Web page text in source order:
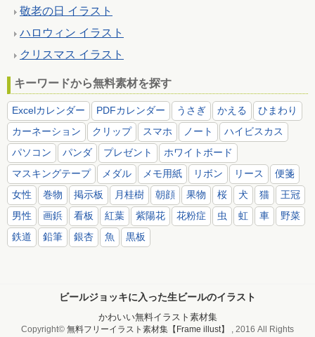
敬老の日 イラスト
ハロウィン イラスト
クリスマス イラスト
キーワードから無料素材を探す
Excelカレンダー PDFカレンダー うさぎ かえる
ひまわり
カーネーション
クリップ スマホ ノート
ハイビスカス
パソコン
パンダ プレゼント
ホワイトボード
マスキングテープ
メダル メモ用紙 リボン リース
便箋
女性
巻物 掲示板 月桂樹 朝顔 果物 桜 犬 猫
王冠
男性
画鋲 看板 紅葉 紫陽花 花粉症 虫 虹 車
野菜
鉄道
鉛筆 銀杏 魚 黒板
ビールジョッキに入った生ビールのイラスト
かわいい無料イラスト素材集
Copyright© 無料フリーイラスト素材集【Frame illust】
, 2016 All Rights